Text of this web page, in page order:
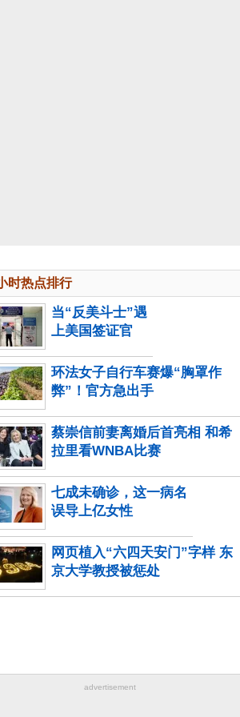
时热点排行
当“反美斗士”遇
上美国签证官
环法女子自行车赛爆“胸罩作
弊”！官方急出手
蔡崇信前妻离婚后首亮相 和希
拉里看WNBA比赛
七成未确诊，这一病名
误导上亿女性
网页植入“六四天安门”字样 东
京大学教授被惩处
advertisement